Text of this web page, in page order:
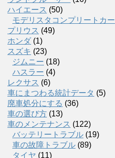
ハイエース (50)
モデリスタコンプリートカー
プリウス (49)
ホンダ (1)
スズキ (23)
ジムニー (18)
ハスラー (4)
レクサス (6)
車にまつわる統計データ (5)
廃車処分にする (36)
車の選び方 (13)
車のメンテナンス (122)
バッテリートラブル (19)
車の故障トラブル (89)
タイヤ (11)